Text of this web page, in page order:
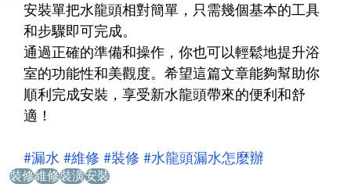
安裝單把水龍頭相對簡單，只需幾個基本的工具
和步驟即可完成。
通過正確的準備和操作，你也可以輕鬆地提升浴
室的功能性和美觀度。希望這篇文章能夠幫助你
順利完成安裝，享受新水龍頭帶來的便利和舒
適！
#漏水 #維修 #裝修 #水龍頭漏水怎麼辦
裝修維修裝潢安裝